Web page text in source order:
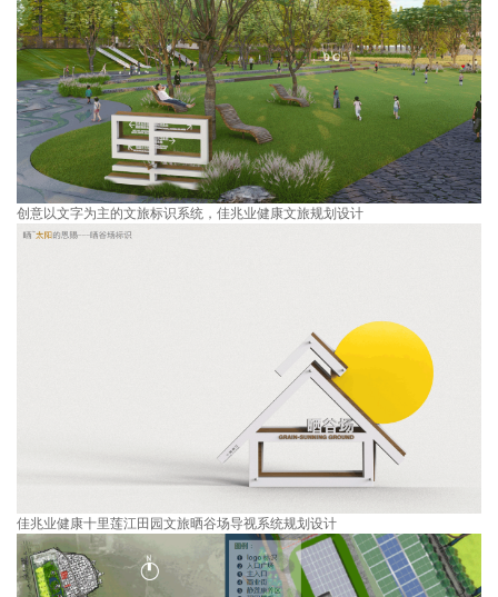
创意以文字为主的文旅标识系统，佳兆业健康文旅规划设计
佳兆业健康十里莲江田园文旅晒谷场导视系统规划设计